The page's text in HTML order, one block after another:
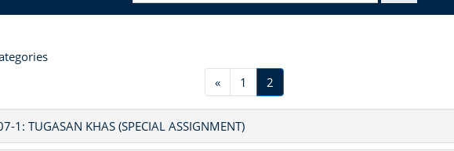
«Previous
1 2
1: TUGASAN KHAS (SPECIAL ASSIGNMENT)